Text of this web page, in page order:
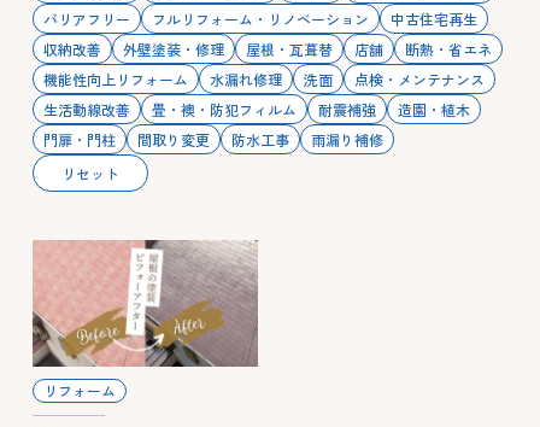
バリアフリー
フルリフォーム・リノベーション
中古住宅再生
収納改善
外壁塗装・修理 屋根・瓦葺替 店舗
断熱・省エネ
機能性向上リフォーム
水漏れ修理 洗面
点検・メンテナンス
生活動線改善
畳・襖・防犯フィルム 耐震補強
造園・植木
門扉・門柱
間取り変更 防水工事
雨漏り補修
リセット
リフォーム